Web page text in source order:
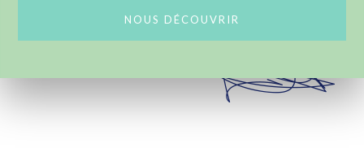
NOUS DÉCOUVRIR